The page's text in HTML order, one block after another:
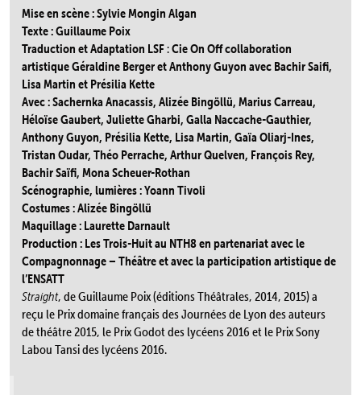
Mise en scène : Sylvie Mongin Algan
Texte : Guillaume Poix
Traduction et Adaptation LSF:Cie On Off collaboration
artistique Géraldine Berger et Anthony Guyon avec Bachir Saifi,
Lisa Martin et Présilia Kette
Avec : Sachernka Anacassis, Alizée Bingöllü, Marius Carreau,
Héloïse Gaubert, Juliette Gharbi, Galla Naccache-Gauthier,
Anthony Guyon, Présilia Kette, Lisa Martin, Gaïa Oliarj-Ines,
Tristan Oudar, Théo Perrache, Arthur Quelven, François Rey,
Bachir Saïfi, Mona Scheuer-Rothan
Scénographie, lumières : Yoann Tivoli
Costumes : Alizée Bingöllü
Maquillage : Laurette Darnault
Production : Les Trois-Huit au NTH8 en partenariat avec le
Compagnonnage – Théâtre et avec la participation artistique de
l’ENSATT
Straight, de Guillaume Poix (éditions Théâtrales, 2014, 2015) a
reçu le Prix domaine français des Journées de Lyon des auteurs
de théâtre 2015, le Prix Godot des lycéens 2016 et le Prix Sony
Labou Tansi des lycéens 2016.